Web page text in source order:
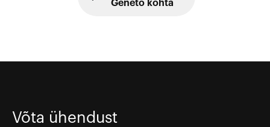
Geneto kohta
Võta ühendust